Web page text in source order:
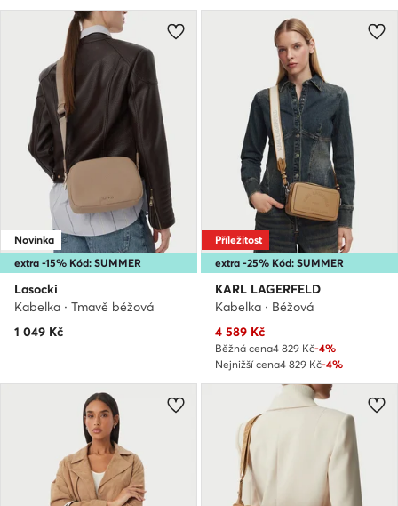
extra -15% Kód: SUMMER
Novinka
Lasocki
Kabelka · Tmavě béžová
1 049 Kč
extra -25% Kód: SUMMER
Příležitost
KARL LAGERFELD
Kabelka · Béžová
Aktuální cena
4 589 Kč
Běžná cena4 829 Kč-4%
Nejnižší cena4 829 Kč-4%